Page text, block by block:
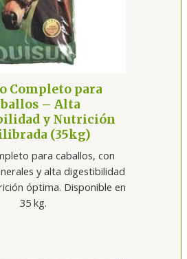
Completo para
– Alta
y Nutrición
(35kg)
para caballos, con
y alta digestibilidad
óptima. Disponible en
35 kg.